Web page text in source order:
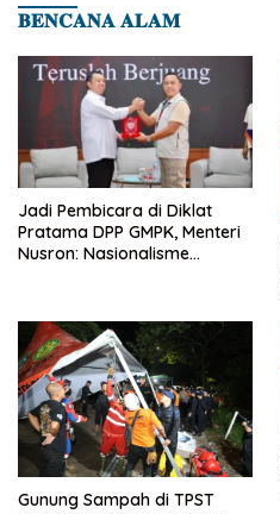
𝐁𝐄𝐍𝐂𝐀𝐍𝐀 𝐀𝐋𝐀𝐌
Jadi Pembicara di Diklat
Pratama DPP GMPK, Menteri
Nusron: Nasionalisme
Gunung Sampah di TPST